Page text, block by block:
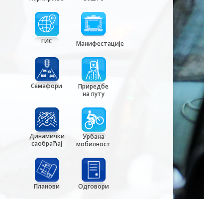
ГИС Манифестације
Семафори
Приредбе
на путу
Динамички
саобраћај
Урбана
мобилност
Планови Одговори